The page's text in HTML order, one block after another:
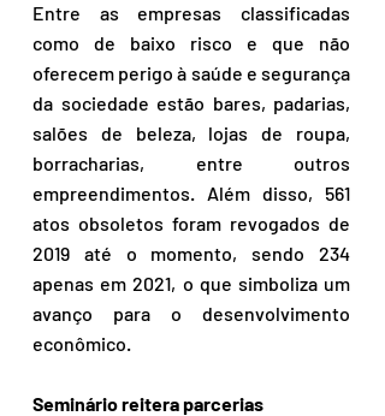
Entre as empresas classificadas
como de baixo risco e que não
oferecem perigo à saúde e segurança
da sociedade estão bares, padarias,
salões de beleza, lojas de roupa,
borracharias, entre outros
empreendimentos. Além disso, 561
atos obsoletos foram revogados de
2019 até o momento, sendo 234
apenas em 2021, o que simboliza um
avanço para o desenvolvimento
econômico.
Seminário reitera parcerias